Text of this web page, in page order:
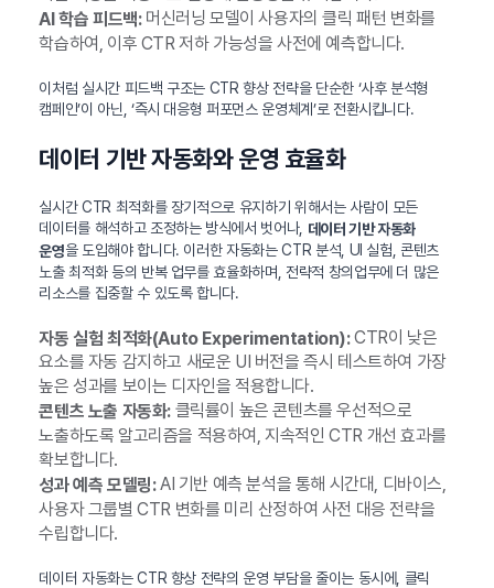
AI 학습 피드백:머신러닝 모델이 사용자의 클릭 패턴 변화를
학습하여, 이후 CTR 저하 가능성을 사전에 예측합니다.
이처럼 실시간 피드백 구조는 CTR 향상 전략을 단순한 ‘사후 분석형
캠페인’이 아닌, ‘즉시 대응형 퍼포먼스 운영체계’로 전환시킵니다.
데이터 기반 자동화와 운영 효율화
실시간 CTR 최적화를 장기적으로 유지하기 위해서는 사람이 모든
데이터를 해석하고 조정하는 방식에서 벗어나, 데이터 기반 자동화
운영을 도입해야 합니다. 이러한 자동화는 CTR 분석, UI 실험, 콘텐츠
노출 최적화 등의 반복 업무를 효율화하며, 전략적 창의업무에 더 많은
리소스를 집중할 수 있도록 합니다.
자동 실험 최적화(Auto Experimentation):CTR이 낮은
요소를 자동 감지하고 새로운 UI 버전을 즉시 테스트하여 가장
높은 성과를 보이는 디자인을 적용합니다.
콘텐츠 노출 자동화:클릭률이 높은 콘텐츠를 우선적으로
노출하도록 알고리즘을 적용하여, 지속적인 CTR 개선 효과를
확보합니다.
성과 예측 모델링:AI 기반 예측 분석을 통해 시간대, 디바이스,
사용자 그룹별 CTR 변화를 미리 산정하여 사전 대응 전략을
수립합니다.
데이터 자동화는 CTR 향상 전략의 운영 부담을 줄이는 동시에, 클릭